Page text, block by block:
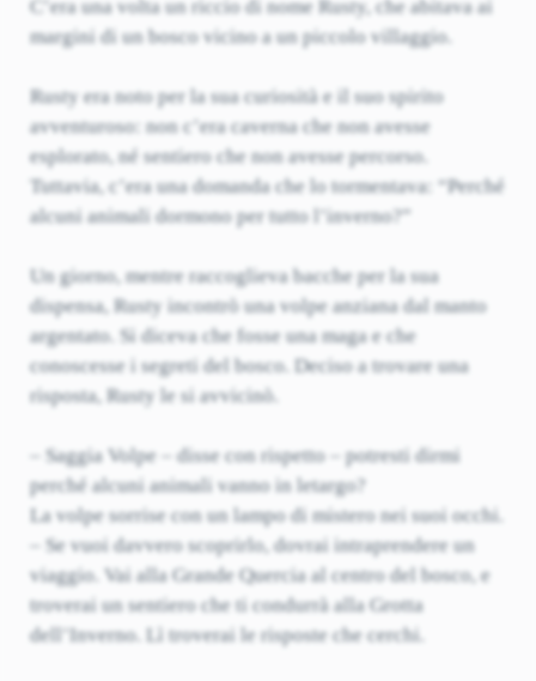
C’era una volta un riccio di nome Rusty, che abitava ai
margini di un bosco vicino a un piccolo villaggio.
Rusty era noto per la sua curiosità e il suo spirito
avventuroso: non c’era caverna che non avesse
esplorato, né sentiero che non avesse percorso.
Tuttavia, c’era una domanda che lo tormentava: “Perché
alcuni animali dormono per tutto l’inverno?”
Un giorno, mentre raccoglieva bacche per la sua
dispensa, Rusty incontrò una volpe anziana dal manto
argentato. Si diceva che fosse una maga e che
conoscesse i segreti del bosco. Deciso a trovare una
risposta, Rusty le si avvicinò.
– Saggia Volpe – disse con rispetto – potresti dirmi
perché alcuni animali vanno in letargo?
La volpe sorrise con un lampo di mistero nei suoi occhi.
– Se vuoi davvero scoprirlo, dovrai intraprendere un
viaggio. Vai alla Grande Quercia al centro del bosco, e
troverai un sentiero che ti condurrà alla Grotta
dell’Inverno. Lì troverai le risposte che cerchi.